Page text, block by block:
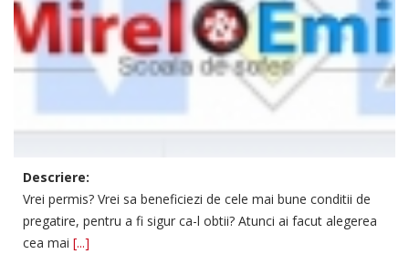
Descriere:
Vrei permis? Vrei sa beneficiezi de cele mai bune conditii de
pregatire, pentru a fi sigur ca-l obtii? Atunci ai facut alegerea
cea mai [...]